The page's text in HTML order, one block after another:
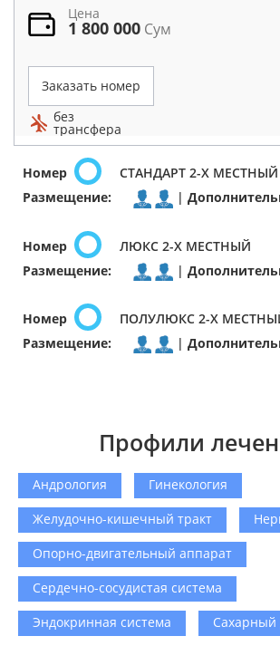
Цена
1 800 000 Сум
Заказать номер
без
трансфера
Номер
СТАНДАРТ 2-Х МЕСТНЫЙ
Размещение:
|
Номер
ЛЮКС 2-Х МЕСТНЫЙ
Размещение:
|
Номер
ПОЛУЛЮКС 2-Х
Размещение:
|
Профили
Андрология
Гинекология
Желудочно-кишечный тракт
Опорно-двигательный аппарат
Сердечно-сосудистая система
Эндокринная система
Сахарный